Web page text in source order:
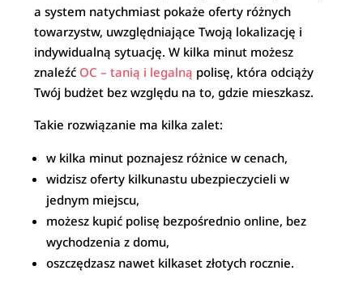
a system natychmiast pokaże oferty różnych
towarzystw, uwzględniające Twoją lokalizację i
indywidualną sytuację. W kilka minut możesz
znaleźć OC – tanią i legalną polisę, która odciąży
Twój budżet bez względu na to, gdzie mieszkasz.
Takie rozwiązanie ma kilka zalet:
w kilka minut poznajesz różnice w cenach,
widzisz oferty kilkunastu ubezpieczycieli w
jednym miejscu,
możesz kupić polisę bezpośrednio online, bez
wychodzenia z domu,
oszczędzasz nawet kilkaset złotych rocznie.